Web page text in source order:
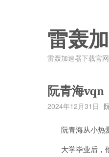
雷轰
雷轰加速器下载官
阮青海vqn
2024年12月31日
阮青海从小热爱
大学毕业后，他